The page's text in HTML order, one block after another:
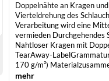
Doppelnähte an Kragen
Vierteldrehung des
Verarbeitung wird eine
vermieden Durchgehendes
Nahtloser Kragen mit
TearAway-
170 g/m²)
Baumwolle (Ash Grey: 99%
mehr